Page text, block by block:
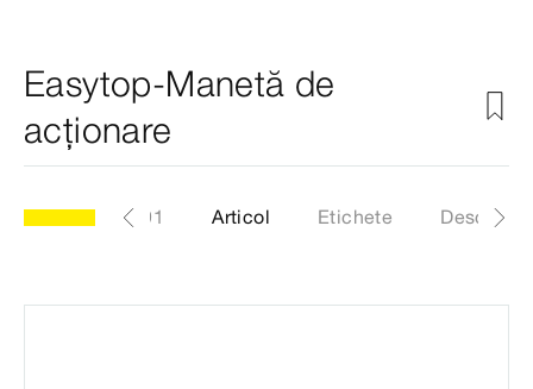
Easytop-Manetă de
acționare
model 2275.91 Articol Etichete